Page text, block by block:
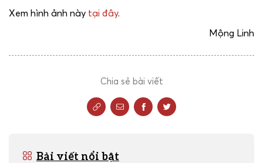
Xem hình ảnh này tại đây.
Mộng Linh
Chia sẻ bài viết
Bài viết nổi bật